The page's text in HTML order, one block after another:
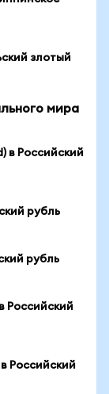
злотый
мира
в Российский
рубль
рубль
Российский
Российский